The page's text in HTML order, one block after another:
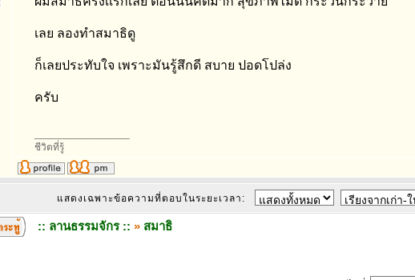
เลย ลองทำสมาธิดู
ก็เลยประทับใจ เพราะมันรู้สึกดี สบาย ปอดโปล่ง
ครับ
ชีวิตที่รู้
แสดงเฉพาะข้อความที่ตอบในระยะเวลา:
:: ลานธรรมจักร :: » สมาธิ